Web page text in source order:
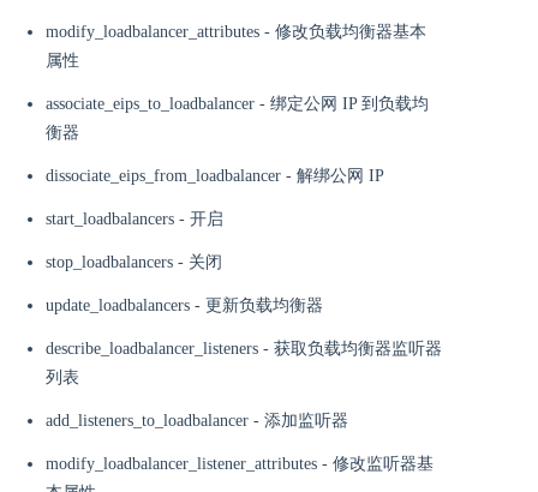
modify_loadbalancer_attributes - 修改负载均衡器基本
属性
associate_eips_to_loadbalancer - 绑定公网 IP 到负载均
衡器
dissociate_eips_from_loadbalancer - 解绑公网 IP
start_loadbalancers - 开启
stop_loadbalancers - 关闭
update_loadbalancers - 更新负载均衡器
describe_loadbalancer_listeners - 获取负载均衡器监听器
列表
add_listeners_to_loadbalancer - 添加监听器
modify_loadbalancer_listener_attributes - 修改监听器基